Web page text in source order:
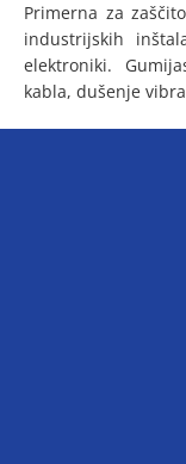
Primerna za
industrijskih
elektroniki.
kabla, dušenje